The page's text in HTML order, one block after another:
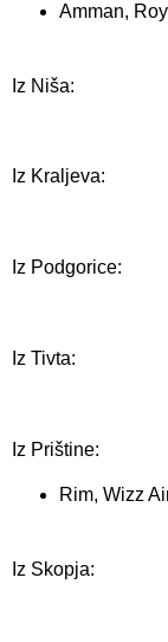
Amman,
Iz Niša:
Iz Kraljeva:
Iz Podgorice:
Iz Tivta:
Iz Prištine:
Rim, Wizz
Iz Skopja: